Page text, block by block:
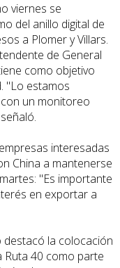
viernes se
del anillo digital de
a Plomer y Villars.
de General
como objetivo
"Lo estamos
un monitoreo
interesadas
China a mantenerse
"Es importante
en exportar a
destacó la colocación
40 como parte